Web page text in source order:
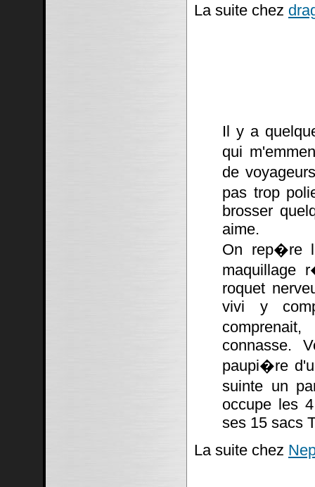
La suite chez
Il y a
qui
de
pas trop
brosser
aime.
On rep�re
roquet
vivi y
connasse.
paupi�re
suinte un
occupe les
ses 15 sacs
La suite chez